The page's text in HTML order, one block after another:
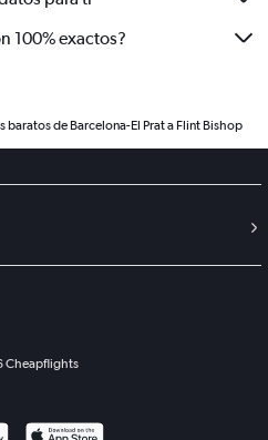
100% exactos?
baratos de Barcelona-El Prat a Flint Bishop
Cheapflights